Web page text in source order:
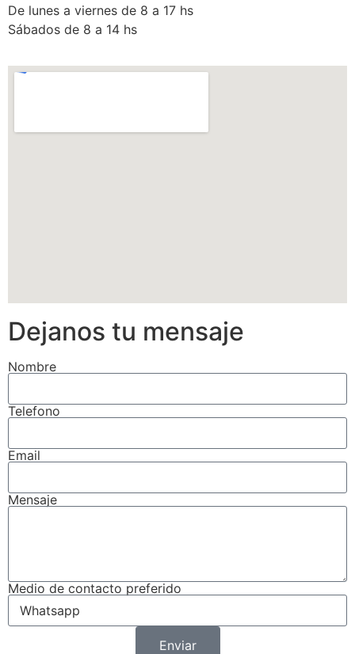
De lunes a viernes de 8 a 17 hs
Sábados de 8 a 14 hs
Dejanos tu mensaje
Nombre
Telefono
Email
Mensaje
Medio de contacto preferido
Enviar